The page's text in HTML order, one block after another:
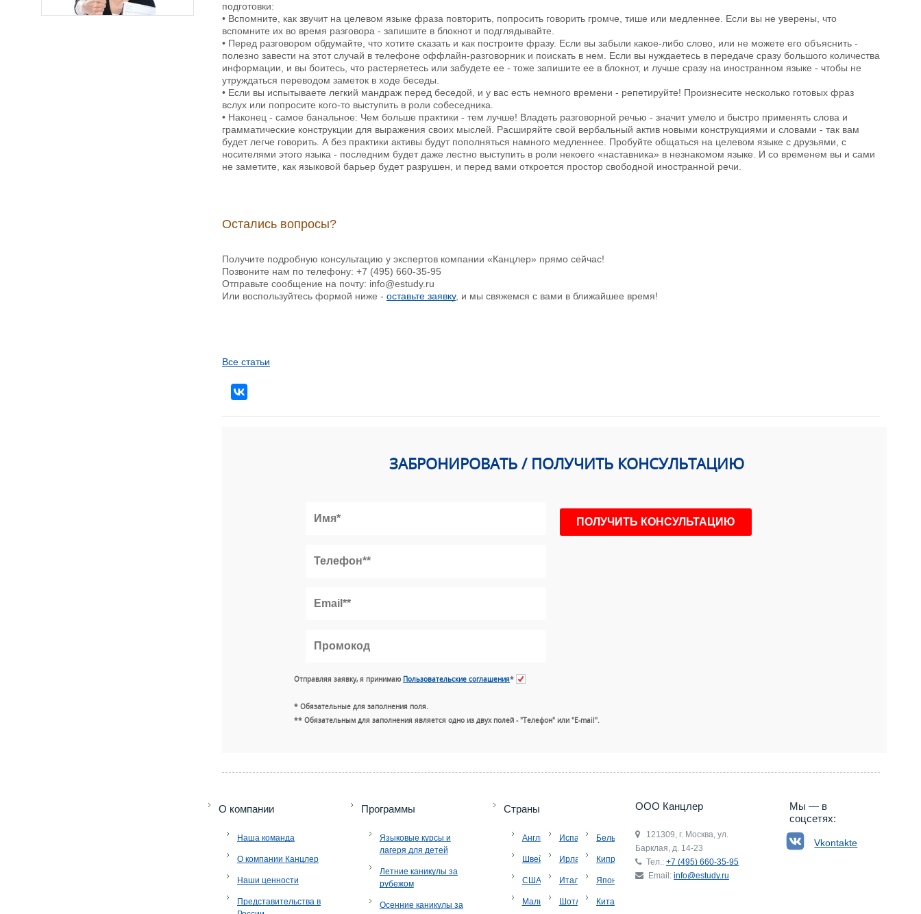
подготовки:
• Вспомните, как звучит на целевом языке фраза повторить, попросить говорить громче, тише или медленнее. Если вы не уверены, что
вспомните их во время разговора - запишите в блокнот и подглядывайте.
• Перед разговором обдумайте, что хотите сказать и как построите фразу. Если вы забыли какое-либо слово, или не можете его объяснить -
полезно завести на этот случай в телефоне оффлайн-разговорник и поискать в нем. Если вы нуждаетесь в передаче сразу большого количества
информации, и вы боитесь, что растеряетесь или забудете ее - тоже запишите ее в блокнот, и лучше сразу на иностранном языке - чтобы не
утруждаться переводом заметок в ходе беседы.
• Если вы испытываете легкий мандраж перед беседой, и у вас есть немного времени - репетируйте! Произнесите несколько готовых фраз
вслух или попросите кого-то выступить в роли собеседника.
• Наконец - самое банальное: Чем больше практики - тем лучше! Владеть разговорной речью - значит умело и быстро применять слова и
грамматические конструкции для выражения своих мыслей. Расширяйте свой вербальный актив новыми конструкциями и словами - так вам
будет легче говорить. А без практики активы будут пополняться намного медленнее. Пробуйте общаться на целевом языке с друзьями, с
носителями этого языка - последним будет даже лестно выступить в роли некоего «наставника» в незнакомом языке. И со временем вы и сами
не заметите, как языковой барьер будет разрушен, и перед вами откроется простор свободной иностранной речи.
Остались вопросы?
Получите подробную консультацию у экспертов компании «Канцлер» прямо сейчас!
Позвоните нам по телефону: +7 (495) 660-35-95
Отправьте сообщение на почту: info@estudy.ru
Или воспользуйтесь формой ниже - оставьте заявку, и мы свяжемся с вами в ближайшее время!
Все статьи
ЗАБРОНИРОВАТЬ / ПОЛУЧИТЬ КОНСУЛЬТАЦИЮ
Отправляя заявку, я принимаю Пользовательские соглашения*
* Обязательные для заполнения поля.
** Обязательным для заполнения является одно из двух полей - "Телефон" или "E-mail".
+7 (495) 660-35-95
O компании
Наша команда
О компании Канцлер
Наши ценности
Представительства в
Программы
Языковые курсы и
лагеря для детей
Летние каникулы за
рубежом
Осенние каникулы за
Страны
Англия
Швейцария
США
Мальта
Испания
Ирландия
Италия
Шотландия
Бельгия
Кипр
Япония
Китай
ООО Канцлер
121309, г. Москва, ул.
Барклая, д. 14-23
Тел.: +7 (495) 660-35-95
Email: info@estudy.ru
Мы — в
соцсетях:
Vkontakte